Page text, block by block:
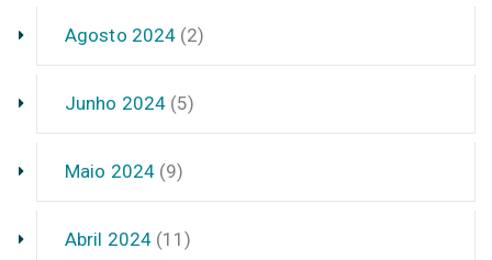
Agosto 2024 (2)
Junho 2024 (5)
Maio 2024(9)
Abril 2024 (11)